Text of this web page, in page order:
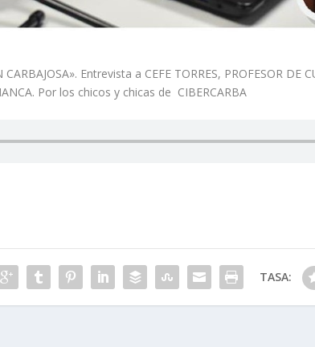
Entrevista a CEFE TORRES, PROFESOR DE
Por los chicos y chicas de CIBERCARBA
TASA: